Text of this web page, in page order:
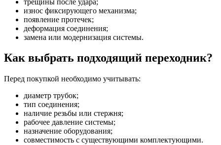
износ фиксирующего механизма;
появление протечек;
деформация соединения;
замена или модернизация системы.
Как выбрать подходящий переходник?
Перед покупкой необходимо учитывать:
диаметр трубок;
тип соединения;
наличие резьбы или стержня;
рабочее давление системы;
назначение оборудования;
совместимость с существующими комплектующими.